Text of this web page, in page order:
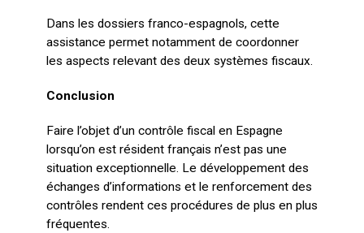
Dans les dossiers franco-espagnols, cette
assistance permet notamment de coordonner
les aspects relevant des deux systèmes fiscaux.
Conclusion
Faire l’objet d’un contrôle fiscal en Espagne
lorsqu’on est résident français n’est pas une
situation exceptionnelle. Le développement des
échanges d’informations et le renforcement des
contrôles rendent ces procédures de plus en plus
fréquentes.